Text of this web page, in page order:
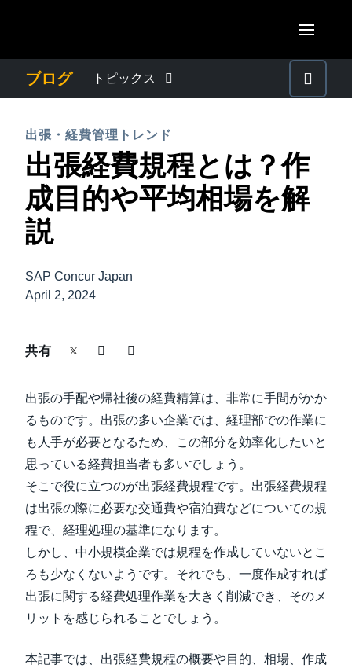
AMERICAS
Canada (English)
Canada (Français)
México (Español)
United Kingdom (English)
France (Français)
Belgium (English)
España (Español)
Norway (English)
ASIA PACIFIC
Australia (English)
ブログ トピックス
プレスリリース
電子帳簿保存法・インボイス制度
中堅・中小企業
製品情報
サステナビリティ
働きかた改革
自治体・公共機関・教育機関等
出張・経費管理トレンド
出張経費規程とは？作
成目的や平均相場を解
説
SAP Concur Japan
April 2, 2024
共有
出張の手配や帰社後の経費精算は、非常に手間がかか
るものです。出張の多い企業では、経理部での作業に
も人手が必要となるため、この部分を効率化したいと
思っている経費担当者も多いでしょう。
そこで役に立つのが出張経費規程です。出張経費規程
は出張の際に必要な交通費や宿泊費などについての規
程で、経理処理の基準になります。
しかし、中小規模企業では規程を作成していないとこ
ろも少なくないようです。それでも、一度作成すれば
出張に関する経費処理作業を大きく削減でき、そのメ
リットを感じられることでしょう。
本記事では、出張経費規程の概要や目的、相場、作成